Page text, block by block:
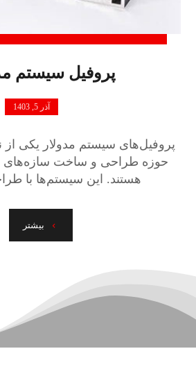
پروفیل سیستم
آذر 5, 1403
پروفیل‌های سیستم مدولار یکی از
حوزه طراحی و ساخت سازه‌های
هستند. این سیستم‌ها با
بیشتر